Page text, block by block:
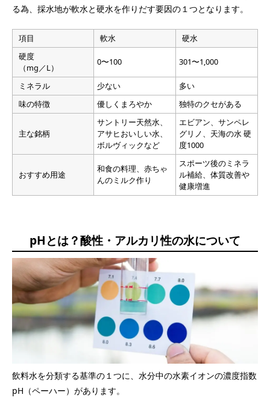
る為、採水地が軟水と硬水を作りだす要因の１つとなります。
項目 軟水
硬水
硬度
（mg／L）
0〜100 301〜1,000
ミネラル 少ない
多い
味の特徴
優しくまろやか 独特のクセがある
主な銘柄
サントリー天然水、
アサヒおいしい水、
ボルヴィックなど
エビアン、サンペレ
グリノ、天海の水 硬
度1000
おすすめ用途
和食の料理、赤ちゃ
んのミルク作り
スポーツ後のミネラ
ル補給、体質改善や
健康増進
pHとは？酸性・アルカリ性の水について
飲料水を分類する基準の１つに、水分中の水素イオンの濃度指数
pH（ペーハー）があります。